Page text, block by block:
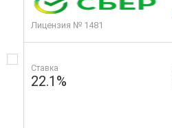
Лицензия № 1481
Ставка
22.1%